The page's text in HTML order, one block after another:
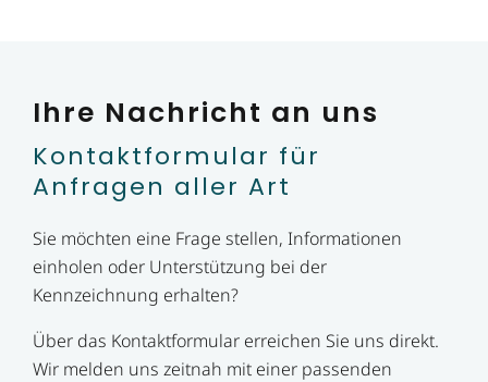
Ihre Nachricht an uns
Kontaktformular für
Anfragen aller Art
Sie möchten eine Frage stellen, Informationen
einholen oder Unterstützung bei der
Kennzeichnung erhalten?
Über das Kontaktformular erreichen Sie uns direkt.
Wir melden uns zeitnah mit einer passenden